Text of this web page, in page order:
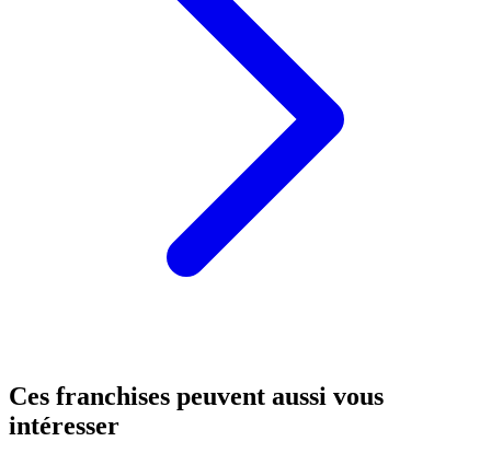
Ces franchises peuvent aussi vous
intéresser